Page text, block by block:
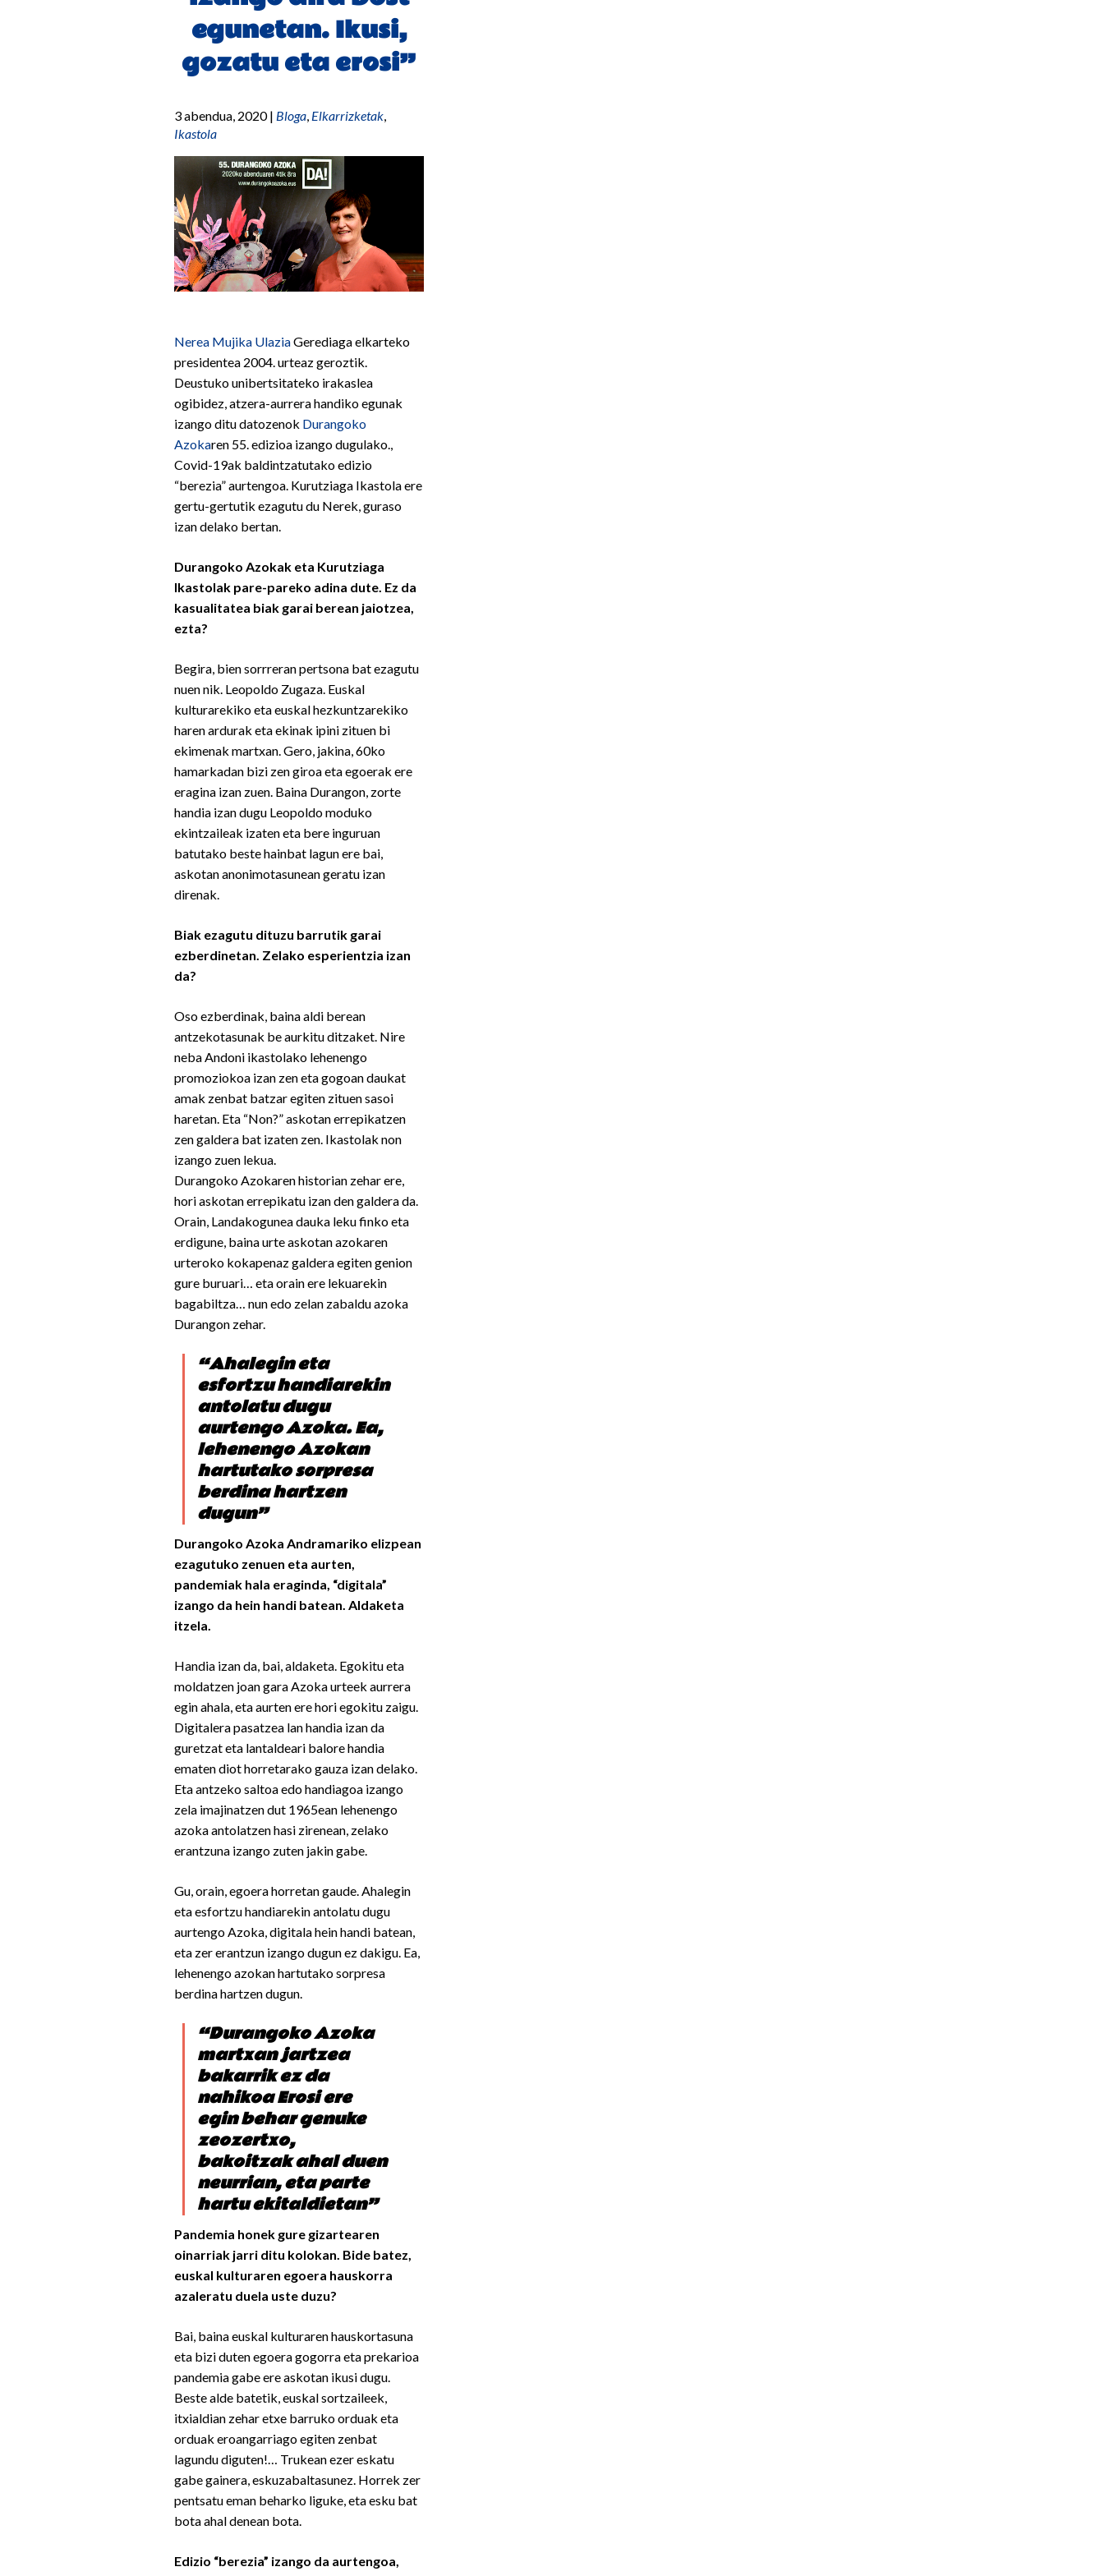
egunetan. Ikusi,
gozatu eta erosi”
3 abendua, 2020| Bloga Elkarrizketak
Ikastola
Nerea Mujika UlaziaGerediaga elkarteko
presidentea 2004. urteaz geroztik.
Deustuko unibertsitateko irakaslea
ogibidez, atzera-aurrera handiko egunak
izango ditu datozenok Durangoko
Azokaren 55. edizioa izango dugulako.,
Covid-19ak baldintzatutako edizio
“berezia” aurtengoa. Kurutziaga Ikastola ere
gertu-gertutik ezagutu du Nerek, guraso
izan delako bertan.
Durangoko Azokak eta Kurutziaga
Ikastolak pare-pareko adina dute. Ez da
kasualitatea biak garai berean jaiotzea,
ezta?
Begira, bien sorrreran pertsona bat ezagutu
nuen nik. Leopoldo Zugaza. Euskal
kulturarekiko eta euskal hezkuntzarekiko
haren ardurak eta ekinak ipini zituen bi
ekimenak martxan. Gero, jakina, 60ko
hamarkadan bizi zen giroa eta egoerak ere
eragina izan zuen. Baina Durangon, zorte
handia izan dugu Leopoldo moduko
ekintzaileak izaten eta bere inguruan
batutako beste hainbat lagun ere bai,
askotan anonimotasunean geratu izan
direnak.
Biak ezagutu dituzu barrutik garai
ezberdinetan. Zelako esperientzia izan
da?
Oso ezberdinak, baina aldi berean
antzekotasunak be aurkitu ditzaket. Nire
neba Andoni ikastolako lehenengo
promoziokoa izan zen eta gogoan daukat
amak zenbat batzar egiten zituen sasoi
haretan. Eta “Non?” askotan errepikatzen
zen galdera bat izaten zen. Ikastolak non
izango zuen lekua.
Durangoko Azokaren historian zehar ere,
hori askotan errepikatu izan den galdera da.
Orain, Landakogunea dauka leku finko eta
erdigune, baina urte askotan azokaren
urteroko kokapenaz galdera egiten genion
gure buruari… eta orain ere lekuarekin
bagabiltza… nun edo zelan zabaldu azoka
Durangon zehar.
“Ahalegin eta
esfortzu handiarekin
antolatu dugu
aurtengo Azoka. Ea,
lehenengo Azokan
hartutako sorpresa
berdina hartzen
dugun”
Durangoko Azoka Andramariko elizpean
ezagutuko zenuen eta aurten,
pandemiak hala eraginda, “digitala”
izango da hein handi batean. Aldaketa
itzela.
Handia izan da, bai, aldaketa. Egokitu eta
moldatzen joan gara Azoka urteek aurrera
egin ahala, eta aurten ere hori egokitu zaigu.
Digitalera pasatzea lan handia izan da
guretzat eta lantaldeari balore handia
ematen diot horretarako gauza izan delako.
Eta antzeko saltoa edo handiagoa izango
zela imajinatzen dut 1965ean lehenengo
azoka antolatzen hasi zirenean, zelako
erantzuna izango zuten jakin gabe.
Gu, orain, egoera horretan gaude. Ahalegin
eta esfortzu handiarekin antolatu dugu
aurtengo Azoka, digitala hein handi batean,
eta zer erantzun izango dugun ez dakigu. Ea,
lehenengo azokan hartutako sorpresa
berdina hartzen dugun.
“Durangoko Azoka
martxan jartzea
bakarrik ez da
nahikoa Erosi ere
egin behar genuke
zeozertxo,
bakoitzak ahal duen
neurrian, eta parte
hartu ekitaldietan”
Pandemia honek gure gizartearen
oinarriak jarri ditu kolokan. Bide batez,
euskal kulturaren egoera hauskorra
azaleratu duela uste duzu?
Bai, baina euskal kulturaren hauskortasuna
eta bizi duten egoera gogorra eta prekarioa
pandemia gabe ere askotan ikusi dugu.
Beste alde batetik, euskal sortzaileek,
itxialdian zehar etxe barruko orduak eta
orduak eroangarriago egiten zenbat
lagundu diguten!… Trukean ezer eskatu
gabe gainera, eskuzabaltasunez. Horrek zer
pentsatu eman beharko liguke, eta esku bat
bota ahal denean bota.
Edizio “berezia” izango da aurtengoa,